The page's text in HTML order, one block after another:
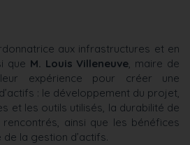
aux infrastructures et en
que M. Louis Villeneuve, maire de
expérience pour créer une
: le développement du projet,
et les outils utilisés, la durabilité de
ainsi que les bénéfices
la gestion d’actifs.